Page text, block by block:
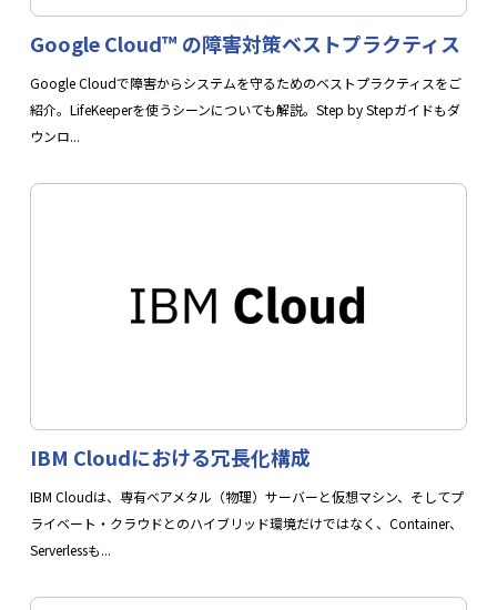
Google Cloud™ の障害対策ベストプラクティス
Google Cloudで障害からシステムを守るためのベストプラクティスをご
紹介。LifeKeeperを使うシーンについても解説。Step by Stepガイドもダ
ウンロ...
IBM Cloudにおける冗長化構成
IBM Cloudは、専有ベアメタル（物理）サーバーと仮想マシン、そしてプ
ライベート・クラウドとのハイブリッド環境だけではなく、Container、
Serverlessも...